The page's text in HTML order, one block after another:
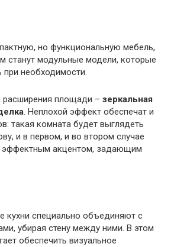
но функциональную мебель,
станут модульные модели, которые
необходимости.
площади – зеркальная
. Неплохой эффект обеспечат и
такая комната будет выглядеть
и в первом, и во втором случае
эффектным акцентом, задающим
кухни специально объединяют с
убирая стену между ними. В этом
обеспечить визуальное